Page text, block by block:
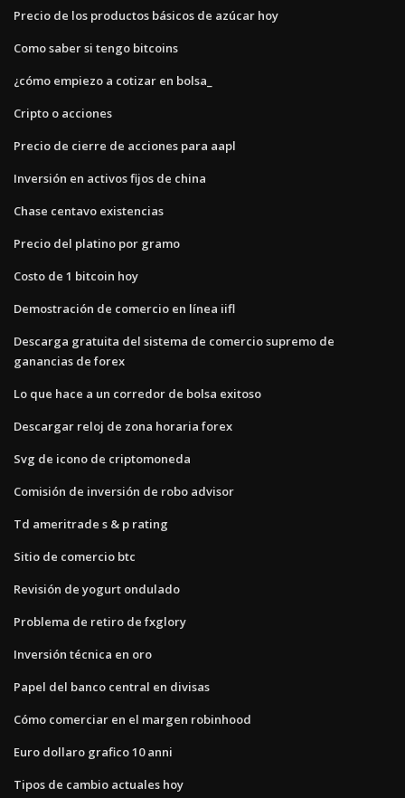
Precio de los productos básicos de azúcar hoy
Como saber si tengo bitcoins
¿cómo empiezo a cotizar en bolsa_
Cripto o acciones
Precio de cierre de acciones para aapl
Inversión en activos fijos de china
Chase centavo existencias
Precio del platino por gramo
Costo de 1 bitcoin hoy
Demostración de comercio en línea iifl
Descarga gratuita del sistema de comercio supremo de
ganancias de forex
Lo que hace a un corredor de bolsa exitoso
Descargar reloj de zona horaria forex
Svg de icono de criptomoneda
Comisión de inversión de robo advisor
Td ameritrade s & p rating
Sitio de comercio btc
Revisión de yogurt ondulado
Problema de retiro de fxglory
Inversión técnica en oro
Papel del banco central en divisas
Cómo comerciar en el margen robinhood
Euro dollaro grafico 10 anni
Tipos de cambio actuales hoy